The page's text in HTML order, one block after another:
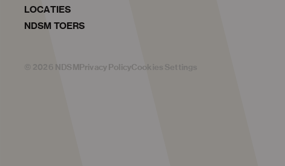
LOCATIES
NDSM TOERS
NDSMPrivacy PolicyCookies Settings